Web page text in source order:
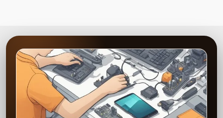
Сервисный центр предоставляет качественные услуги по ремонту
мастерами. Все работы проводятся оперативно и с максимальной
точностью, что обеспечивает исправную работу телефона после
ремонта. На все проведенные работы и установленные запчасти
предоставляется гарантия, что подтверждает надежность
ремонта и долговечность телефона. Обратившись к нам, можно
быть уверенным, что устройство снова будет работать без сбоев.